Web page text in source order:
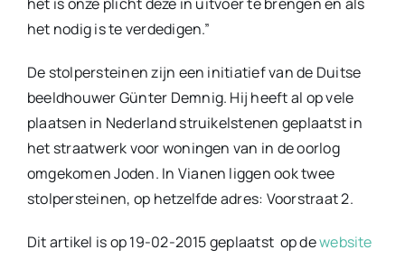
het nodig is te verdedigen.”
De stolpersteinen zijn een initiatief van de Duitse
beeldhouwer Günter Demnig. Hij heeft al op vele
plaatsen in Nederland struikelstenen geplaatst in
het straatwerk voor woningen van in de oorlog
omgekomen Joden. In Vianen liggen ook twee
stolpersteinen, op hetzelfde adres: Voorstraat 2.
Dit artikel is op 19-02-2015 geplaatst op dewebsite